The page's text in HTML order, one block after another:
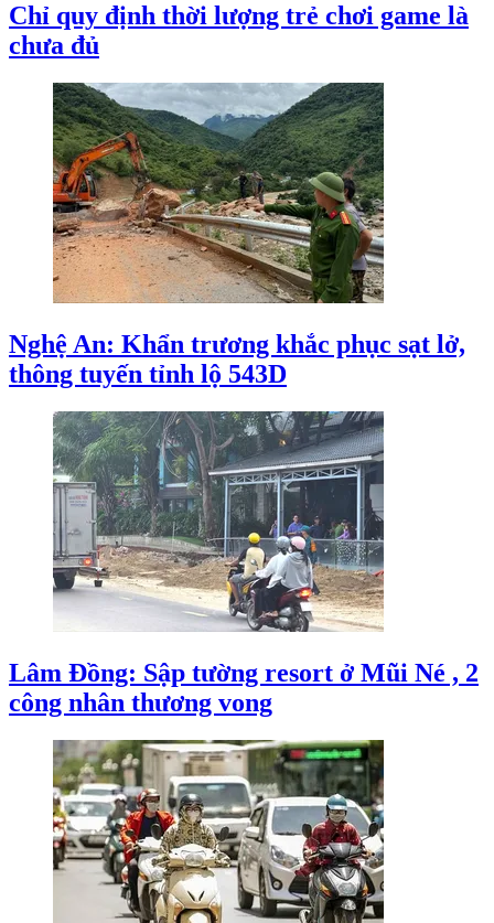
Chỉ quy định thời lượng trẻ chơi game là
chưa đủ
Nghệ An: Khẩn trương khắc phục sạt lở,
thông tuyến tỉnh lộ 543D
Lâm Đồng: Sập tường resort ở Mũi Né , 2
công nhân thương vong